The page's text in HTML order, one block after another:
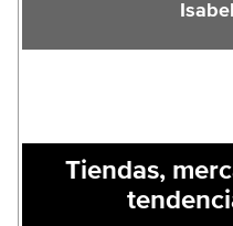
Tiendas,